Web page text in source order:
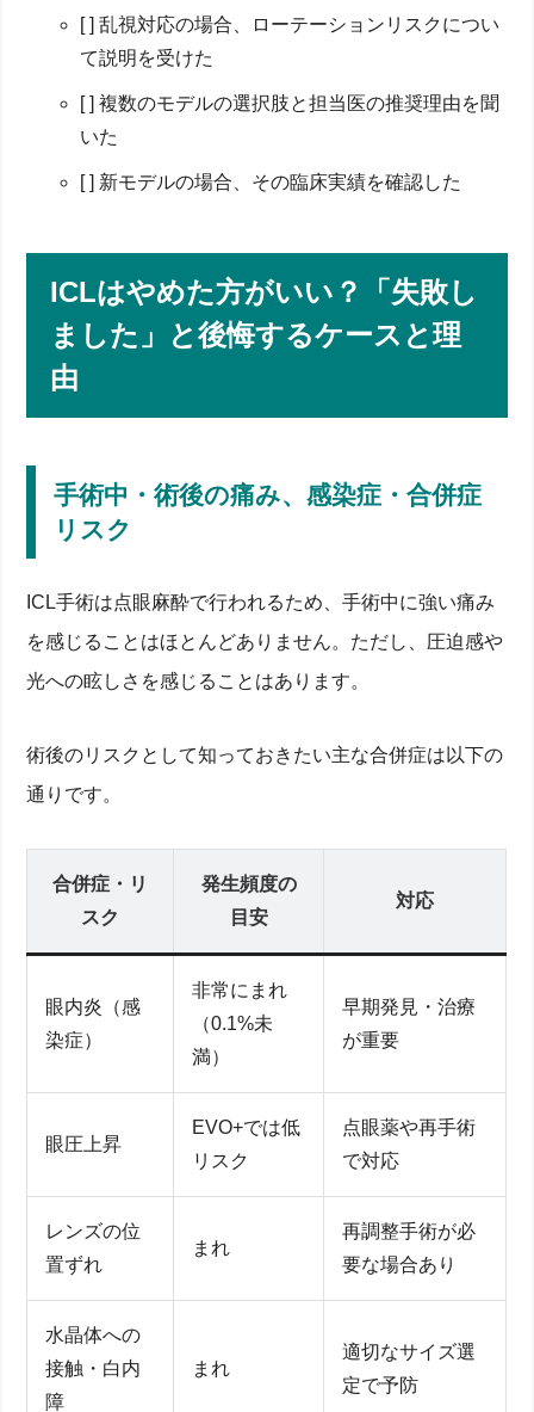
[ ] 乱視対応の場合、ローテーションリスクについ
て説明を受けた
[ ] 複数のモデルの選択肢と担当医の推奨理由を聞
いた
[ ] 新モデルの場合、その臨床実績を確認した
ICLはやめた方がいい？「失敗し
ました」と後悔するケースと理
由
手術中・術後の痛み、感染症・合併症
リスク
ICL手術は点眼麻酔で行われるため、手術中に強い痛み
を感じることはほとんどありません。ただし、圧迫感や
光への眩しさを感じることはあります。
術後のリスクとして知っておきたい主な合併症は以下の
通りです。
合併症・リ
スク
発生頻度の
目安
対応
眼内炎（感
染症）
非常にまれ
（0.1%未
満）
早期発見・治療
が重要
眼圧上昇
EVO+では低
リスク
点眼薬や再手術
で対応
レンズの位
置ずれ
まれ
再調整手術が必
要な場合あり
水晶体への
接触・白内
障
まれ
適切なサイズ選
定で予防